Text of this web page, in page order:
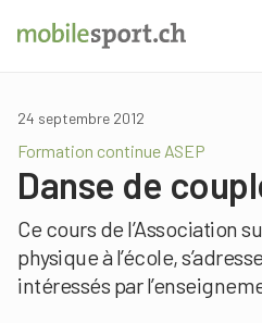
24 septembre 2012
Formation continue ASEP
Danse de
Ce cours de l’Association
physique à l’école,
intéressés par